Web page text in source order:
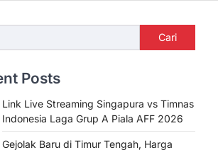
Cari
Posts
Link Live Streaming Singapura vs Timnas
Indonesia Laga Grup A Piala AFF 2026
Gejolak Baru di Timur Tengah, Harga